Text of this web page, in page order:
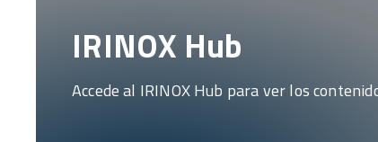
IRINOX Hub
Accede al IRINOX Hub para ver los